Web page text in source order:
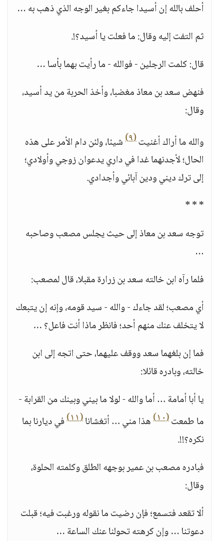
أحلف بالله إن أسيدا جاءكم بغير الوجه الذي ذهب به …
ثم التفت إليه وقال: ما فعلت يا أسيد؟!.
قال: كلمت الرجلين - فوالله - ما رأيت بهما بأسا …
فنهض سعد بن معاذ مغضبا، وأخذ الحربة من يد أسيد،
وقال:
والله ما أراك أغنيت(٩)
شيئا، ولئن دام الأمر على هذه
الحال؛ لأجدنهما غدا في داري يدعوان زوجي وأولادي؛
إلى ترك ديني ودين آبائي وأجدادي.
* * *
توجه سعد بن معاذ إلى حيث يجلس مصعب وصاحبه
…
فلما رآه ابن خالته سعد بن زرارة مقبلا، قال لمصعب:
أي مصعب؛ لقد جاءك - والله - سيد قومه، وإنه إن يتبعك
لا يتخلف عنك منهم أحد؛ فانظر ماذا أنت فاعل؟ …
فما إن بلغهما سعد ووقف عليهما، حتى اتجه إلى ابن
خالته، وبادره قائلا:
يا أبا أمامة … أما والله - لولا ما بيني وبينك من القرابة -
ما طمعت(١٠) هذا مني … أتغشانا(١١)
في ديارنا بما
نكره؟!!.
فبادره مصعب بن عمير بوجهه الطلق وكلمته الحلوة،
وقال:
ألا تقعد فتسمع؛ فإن رضيت ما نقوله ورغبت فيه؛ قبلت
دعوتنا … وإن كرهته تحولنا عنك الساعة …